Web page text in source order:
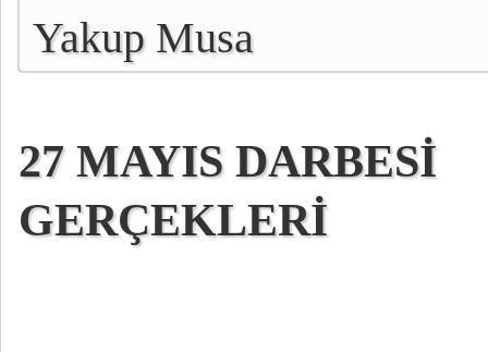
Yakup Musa
27 MAYIS DARBESİ
GERÇEKLERİ